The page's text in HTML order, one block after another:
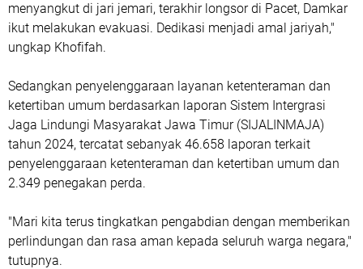
menyangkut di jari jemari, terakhir longsor di Pacet, Damkar
ikut melakukan evakuasi. Dedikasi menjadi amal jariyah,"
ungkap Khofifah.
Sedangkan penyelenggaraan layanan ketenteraman dan
ketertiban umum berdasarkan laporan Sistem Intergrasi
Jaga Lindungi Masyarakat Jawa Timur (SIJALINMAJA)
tahun 2024, tercatat sebanyak 46.658 laporan terkait
penyelenggaraan ketenteraman dan ketertiban umum dan
2.349 penegakan perda.
"Mari kita terus tingkatkan pengabdian dengan memberikan
perlindungan dan rasa aman kepada seluruh warga negara,"
tutupnya.